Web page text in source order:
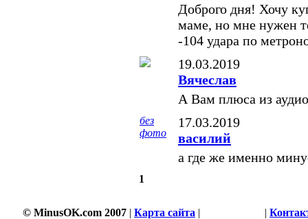
Доброго дня! Хочу
маме, но мне нужен
-104 удара по
19.03.2019
Вячеслав
А Вам плюса из
без
фото
17.03.2019
василий
а где же именно
1
© MinusOK.com 2007 | Карта сайта | |